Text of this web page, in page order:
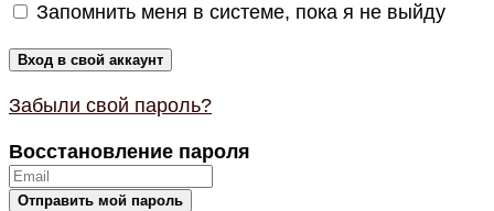
Запомнить меня в системе, пока я не выйду
Забыли свой пароль?
Восстановление пароля